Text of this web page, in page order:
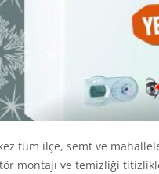
tüm ilçe, semt ve
montajı ve temizliği